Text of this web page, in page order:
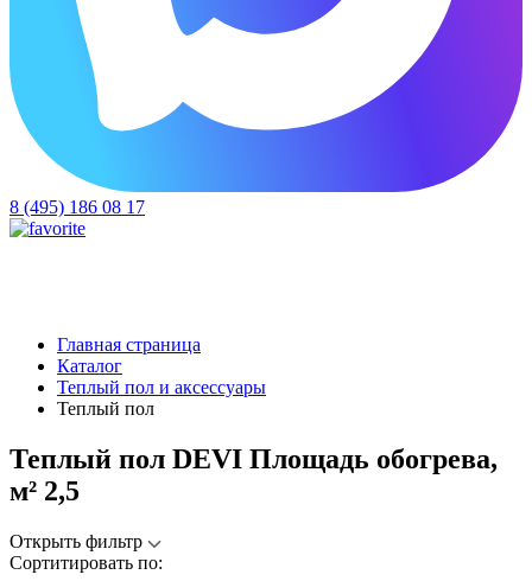
8 (495) 186 08 17
Главная страница
Каталог
Теплый пол и аксессуары
Теплый пол
Теплый пол DEVI Площадь обогрева,
м² 2,5
Открыть фильтр
Сортитировать по: